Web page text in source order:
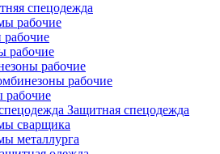
спецодежда
рабочие
рабочие
рабочие
рабочие
рабочие
рабочие
Защитная спецодежда
сварщика
металлурга